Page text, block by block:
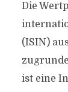
Die
(ISIN)
ist eine